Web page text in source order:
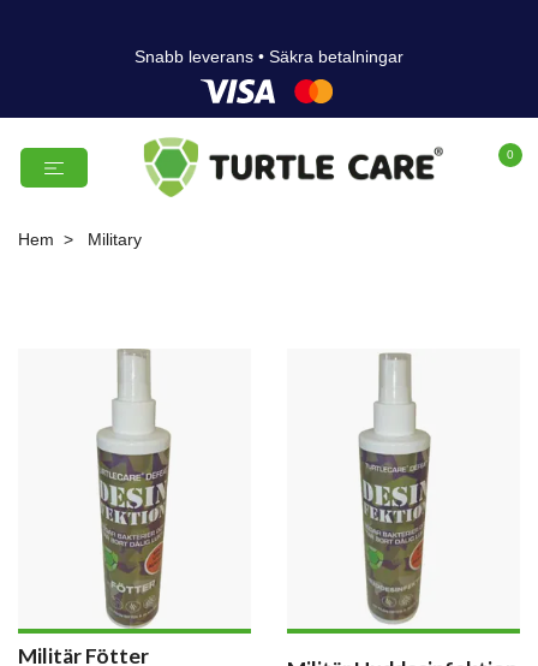
Snabb leverans • Säkra betalningar
0
Hem Military
Militär Fötter